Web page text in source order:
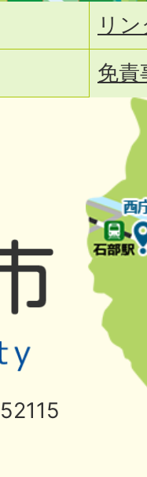
リ
免責